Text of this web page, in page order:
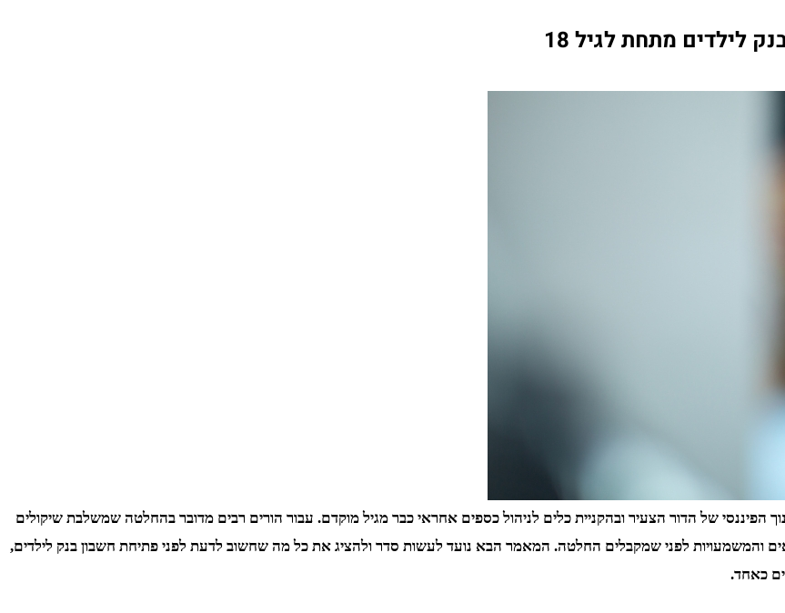
מתחת לגיל 18
נוער מתחת לגיל 18 היא צעד משמעותי בחינוך הפיננסי של הדור הצעיר ובהקניית כלים לניהול כספים אחראי כבר מגיל מוקדם. עבור הורים רבים מדובר בהחלטה שמשלבת שיקולים
והמשמעויות לפני שמקבלים החלטה. המאמר הבא נועד לעשות סדר ולהציג את כל מה שחשוב לדעת לפני פתיחת חשבון בנק לילדים,
כאחד.